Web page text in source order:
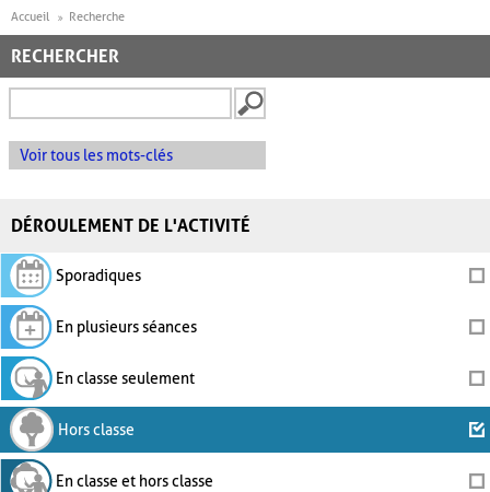
Accueil Recherche
RECHERCHER
Voir tous les mots-clés
DÉROULEMENT DE L'ACTIVITÉ
Sporadiques
En plusieurs séances
En classe seulement
Hors classe
En classe et hors classe